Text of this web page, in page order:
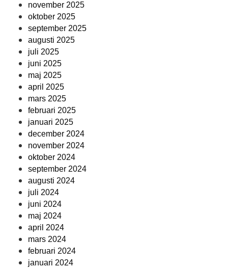
november 2025
oktober 2025
september 2025
augusti 2025
juli 2025
juni 2025
maj 2025
april 2025
mars 2025
februari 2025
januari 2025
december 2024
november 2024
oktober 2024
september 2024
augusti 2024
juli 2024
juni 2024
maj 2024
april 2024
mars 2024
februari 2024
januari 2024